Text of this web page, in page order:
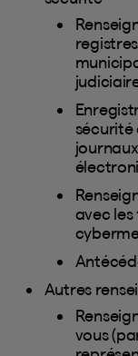
sécurité
avec les
Autres
vous